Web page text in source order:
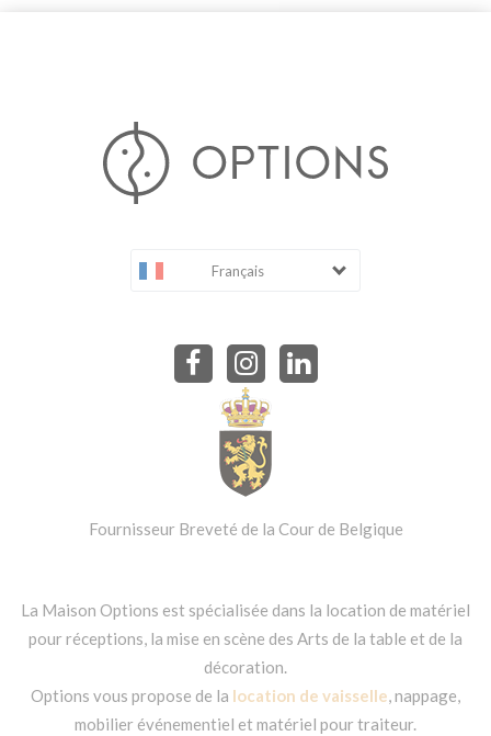
Français
Fournisseur Breveté de la Cour de Belgique
La Maison Options est spécialisée dans la location de matériel
pour réceptions, la mise en scène des Arts de la table et de la
décoration.
Options vous propose de la location de vaisselle, nappage,
mobilier événementiel et matériel pour traiteur.